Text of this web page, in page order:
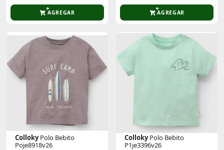
AGREGAR AGREGAR
CollokyPolo Bebito
Poje8918v26
CollokyPolo Bebito
P1je3396v26